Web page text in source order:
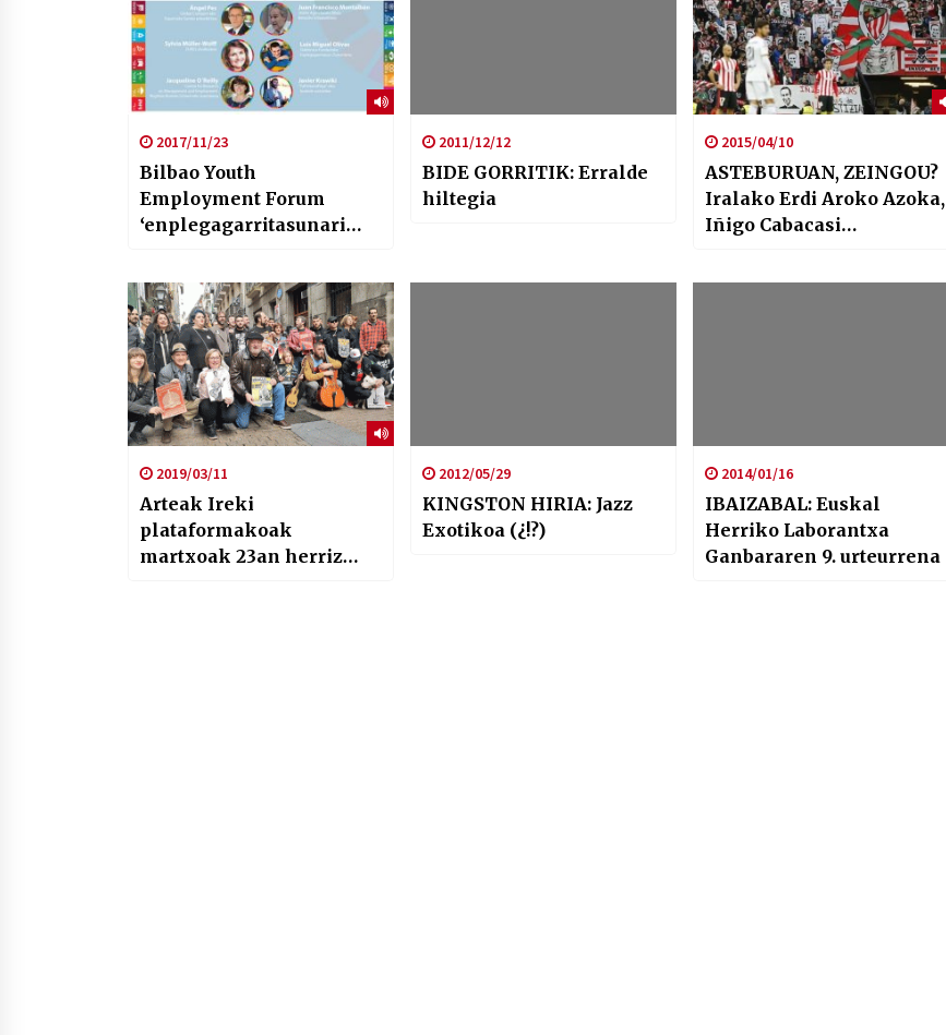
2017/11/23
Bilbao Youth
Employment Forum
‘enplegagarritasunari
sortzeko sareak eta
aliatuak”
2011/12/12
BIDE GORRITIK: Erralde
hiltegia
2015/04/10
ASTEBURUAN, ZEINGOU?
Iralako Erdi Aroko Azoka,
Iñigo Cabacasi
2019/03/11
Arteak Ireki
plataformakoak
martxoak 23an herriz
2012/05/29
KINGSTON HIRIA: Jazz
Exotikoa (¿!?)
2014/01/16
IBAIZABAL: Euskal
Herriko Laborantxa
Ganbararen 9. urteurrena